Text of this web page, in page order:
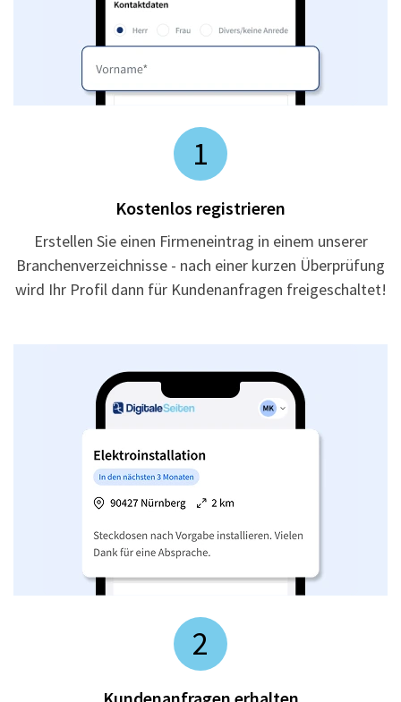
1
Kostenlos registrieren
Erstellen Sie einen Firmeneintrag in einem unserer
Branchenverzeichnisse - nach einer kurzen Überprüfung
wird Ihr Profil dann für Kundenanfragen freigeschaltet!
2